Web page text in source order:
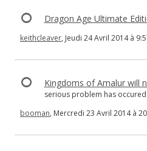
Dragon Age Ultimate
keithcleaver, Jeudi 24 Avril 2014 à
Kingdoms of Amalur will
serious problem has
booman, Mercredi 23 Avril 2014 à